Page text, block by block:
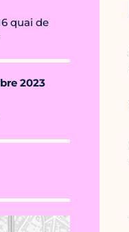
quai de
2023